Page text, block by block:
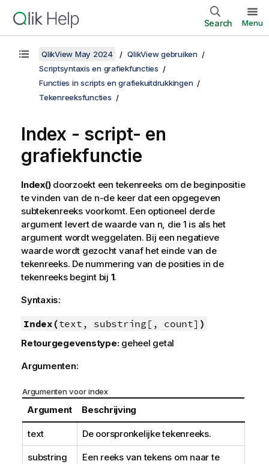
Search Menu
QlikView May 2024
QlikView gebruiken
Scriptsyntaxis en grafiekfuncties
Functies in scripts en grafiekuitdrukkingen
Tekenreeksfuncties
Index - script- en
grafiekfunctie
Index()doorzoekt een tekenreeks om de beginpositie
te vinden van de n-de keer dat een opgegeven
subtekenreeks voorkomt. Een optioneel derde
argument levert de waarde van n, die 1 is als het
argument wordt weggelaten. Bij een negatieve
waarde wordt gezocht vanaf het einde van de
tekenreeks. De nummering van de posities in de
tekenreeks begint bij 1.
Syntaxis:
Index(text, substring[, count] )
Retourgegevenstype:geheel getal
Argumenten:
Argumenten voor index
Argument Beschrijving
text De oorspronkelijke tekenreeks.
substring
Een reeks van tekens om naar te